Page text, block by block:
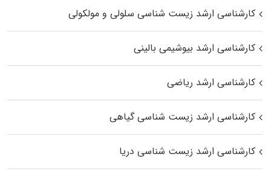
کارشناسی ارشد زیست شناسی سلولی و مولکولی
کارشناسی ارشد بیوشیمی بالینی
کارشناسی ارشد ریاضی
کارشناسی ارشد زیست‌ شناسی گیاهی
کارشناسی ارشد زیست‌ شناسی دریا